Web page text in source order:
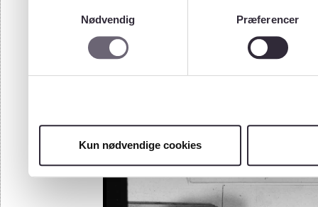
Nødvendig
Præferencer
Kun nødvendige cookies